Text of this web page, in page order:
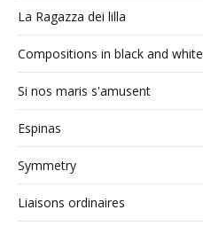
La Ragazza dei lilla
Compositions in black and white
Si nos maris s'amusent
Espinas
Symmetry
Liaisons ordinaires